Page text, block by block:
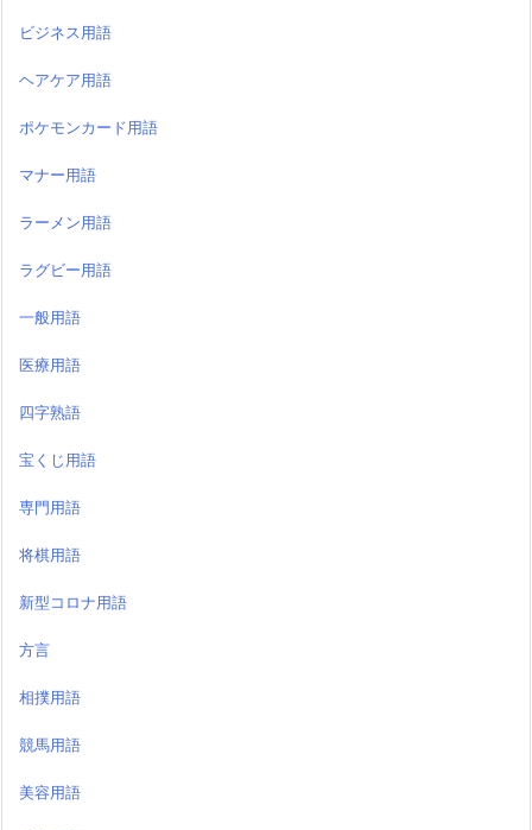
ビジネス用語
ヘアケア用語
ポケモンカード用語
マナー用語
ラーメン用語
ラグビー用語
一般用語
医療用語
四字熟語
宝くじ用語
専門用語
将棋用語
新型コロナ用語
方言
相撲用語
競馬用語
美容用語